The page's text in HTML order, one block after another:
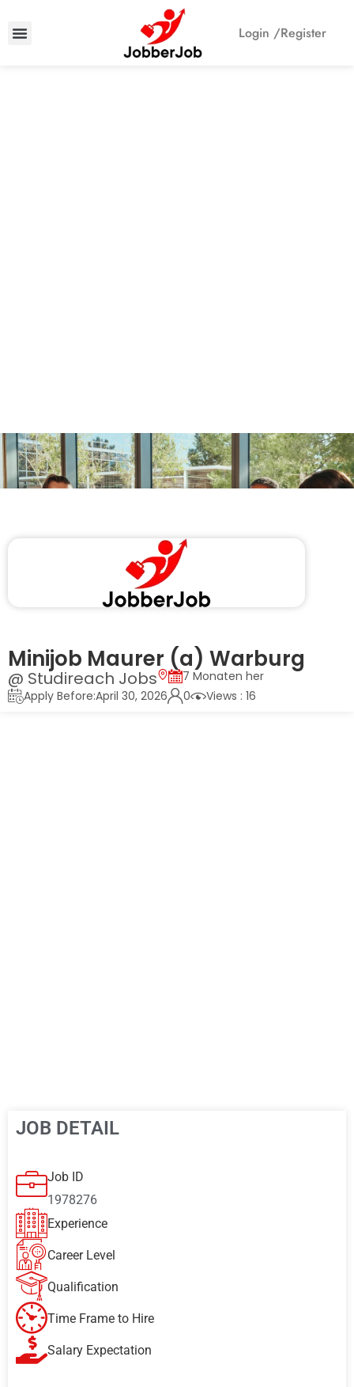
Login /Register
Minijob Maurer (a) Warburg
@ Studireach Jobs
7 Monaten her
Apply Before:April 30, 2026
0 Views : 16
JOB DETAIL
Job ID
1978276
Experience
Career Level
Qualification
Time Frame to Hire
Salary Expectation